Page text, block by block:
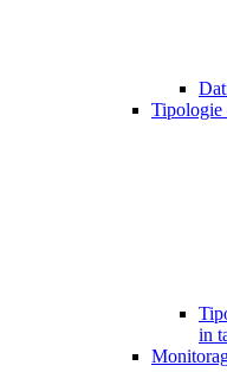
Tipologie
in